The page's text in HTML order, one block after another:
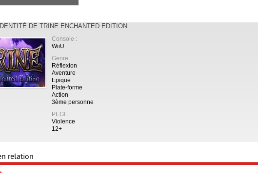
DE TRINE ENCHANTED EDITION
Console :
WiiU
Genre :
Réflexion
Aventure
Epique
Plate-forme
Action
3ème personne
PEGI :
Violence
12+
relation